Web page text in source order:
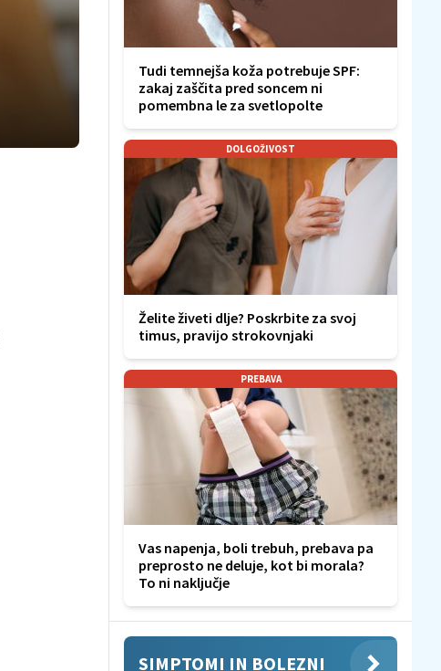
Tudi temnejša koža potrebuje SPF:
zakaj zaščita pred soncem ni
pomembna le za svetlopolte
DOLGOŽIVOST
Želite živeti dlje? Poskrbite za svoj
timus, pravijo strokovnjaki
PREBAVA
Vas napenja, boli trebuh, prebava pa
preprosto ne deluje, kot bi morala?
To ni naključje
SIMPTOMI IN BOLEZNI